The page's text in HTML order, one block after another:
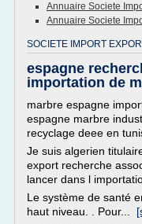
Annuaire Societe
Annuaire Societe
SOCIETE IMPORT
espagne
importation de
marbre espagne
espagne marbre
recyclage deee en
Je suis algerien
export recherche
lancer dans l
Le système de santé
haut niveau. . Pour...